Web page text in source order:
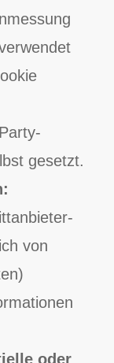
gesetzt.
von
oder